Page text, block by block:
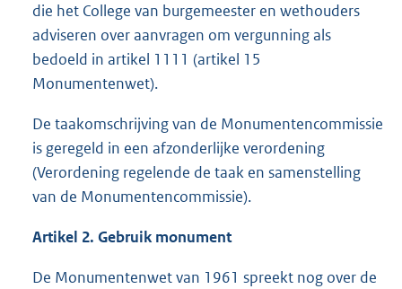
die het College van burgemeester en wethouders
adviseren over aanvragen om vergunning als
bedoeld in artikel 1111 (artikel 15
Monumentenwet).
De taakomschrijving van de Monumentencommissie
is geregeld in een afzonderlijke verordening
(Verordening regelende de taak en samenstelling
van de Monumentencommissie).
Artikel 2. Gebruik monument
De Monumentenwet van 1961 spreekt nog over de